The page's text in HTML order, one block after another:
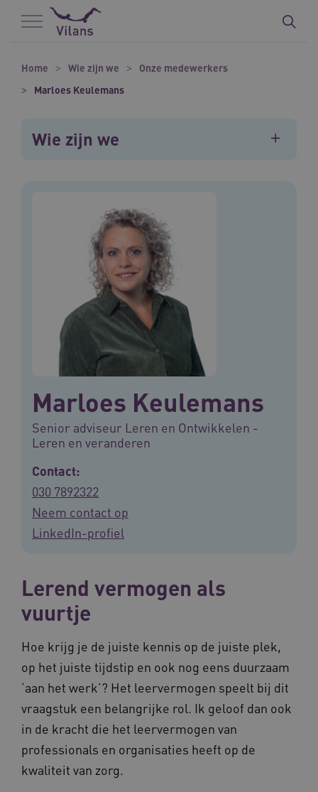
Naar hoofdinhoud
Naar footer
Home Wie zijn we
Onze medewerkers
Marloes Keulemans
Wie zijn we
Marloes Keulemans
Senior adviseur Leren en Ontwikkelen -
Leren en veranderen
Contact:
030 7892322
Neem contact op
LinkedIn-profiel
Lerend vermogen als
vuurtje
Hoe krijg je de juiste kennis op de juiste plek,
op het juiste tijdstip en ook nog eens duurzaam
‘aan het werk’? Het leervermogen speelt bij dit
vraagstuk een belangrijke rol. Ik geloof dan ook
in de kracht die het leervermogen van
professionals en organisaties heeft op de
kwaliteit van zorg.